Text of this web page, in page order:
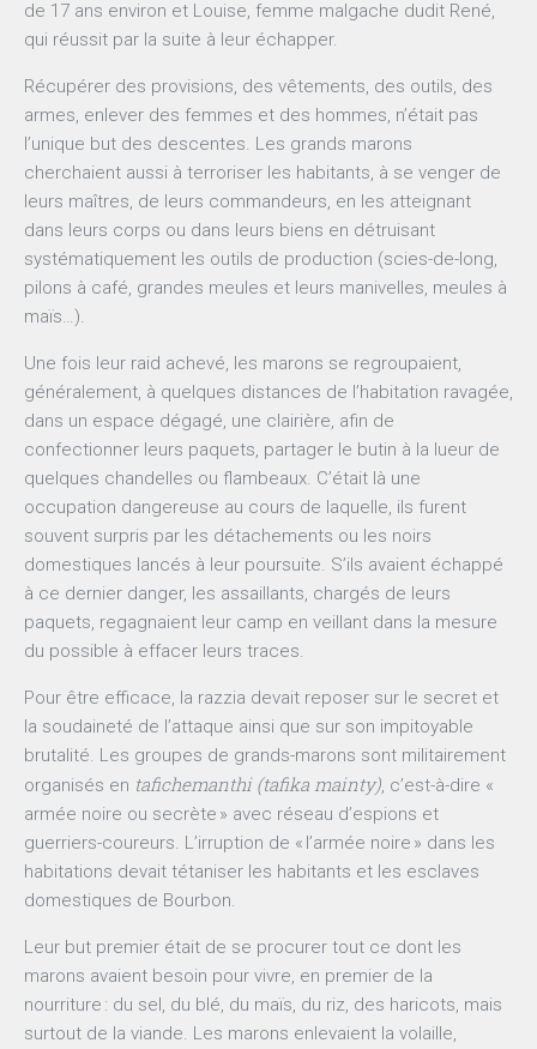
de 17 ans environ et Louise, femme malgache dudit René,
qui réussit par la suite à leur échapper.
Récupérer des provisions, des vêtements, des outils, des
armes, enlever des femmes et des hommes, n’était pas
l’unique but des descentes. Les grands marons
cherchaient aussi à terroriser les habitants, à se venger de
leurs maîtres, de leurs commandeurs, en les atteignant
dans leurs corps ou dans leurs biens en détruisant
systématiquement les outils de production (scies-de-long,
pilons à café, grandes meules et leurs manivelles, meules à
maïs…).
Une fois leur raid achevé, les marons se regroupaient,
généralement, à quelques distances de l’habitation ravagée,
dans un espace dégagé, une clairière, afin de
confectionner leurs paquets, partager le butin à la lueur de
quelques chandelles ou flambeaux. C’était là une
occupation dangereuse au cours de laquelle, ils furent
souvent surpris par les détachements ou les noirs
domestiques lancés à leur poursuite. S’ils avaient échappé
à ce dernier danger, les assaillants, chargés de leurs
paquets, regagnaient leur camp en veillant dans la mesure
du possible à effacer leurs traces.
Pour être efficace, la razzia devait reposer sur le secret et
la soudaineté de l’attaque ainsi que sur son impitoyable
brutalité. Les groupes de grands-marons sont militairement
organisés en tafichemanthi (tafika mainty), c’est-à-dire «
armée noire ou secrète » avec réseau d’espions et
guerriers-coureurs. L’irruption de « l’armée noire » dans les
habitations devait tétaniser les habitants et les esclaves
domestiques de Bourbon.
Leur but premier était de se procurer tout ce dont les
marons avaient besoin pour vivre, en premier de la
nourriture : du sel, du blé, du maïs, du riz, des haricots, mais
surtout de la viande. Les marons enlevaient la volaille,